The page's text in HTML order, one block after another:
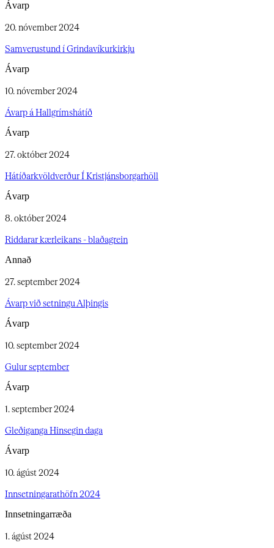
Ávarp
20. nóvember 2024
Samverustund í Grindavíkurkirkju​​​​‌ ‍ ​‍​‍‌‍ ‌ ​‍‌‍‍‌‌‍‌ ‌‍‍‌‌‍ ‍​‍​‍​ ‍‍​‍​‍‌ ​ ‌‍​‌‌‍ ‍‌‍‍‌‌ ‌​‌ ‍‌​‍ ‍‌‍‍‌‌‍ ​‍​‍​‍ ​​‍​‍‌‍‍​‌ ​‍‌‍‌‌‌‍‌‍​‍​‍​ ‍‍​‍​‍‌‍‍​‌ ‌​‌ ‌​‌ ​​‌ ​ ​‍ ​‍ ‌‍‌‍‌‍ ‌ ​‍‌ ​ ‌‍‌‌‌ ‌​‌‍‍‌​‍ ‌‌‍‍‌‌ ​ ‌‍ ​‌‍​‌‌‍ ‍‌‍‌​‌ ​ ​‍ ‍‌ ‌‍‌‍‌‌‌ ​‍‌‍​ ‌‍‌‌‌‍ ​​‍ ‍‌‍​‌‌ ​​‌ ​​​‍ ‌ ​ ‌ ‌​‌ ‌‌‌‍‌​‌‍‍‌‌‍ ​‍ ‌‍‍‌‌‍ ‍‌ ‌​‌‍‌‌‌‍ ‍‌ ‌​​‍ ‌‍‌‌‌‍‌​‌‍‍‌‌ ‌​​‍ ‌‍ ‌‌‍ ‌‍‌​‌‍‌‌​ ‌‌ ​​‌ ​‍‌‍‌‌‌ ​ ‌‍‌‌‌‍ ‍‌ ‌​‌‍​‌‌ ‌​‌‍‍‌‌‍ ‌‍ ‍​ ‍ ‌‍‍‌‌‍‌​​ ‌‌‍​‌​ ​‌‌‍‌‍​ ​​‌‍​‍​ ‌ ​ ​​​ ​‍​‍ ‌‌‍​ ‌‍‌‍‌‍‌‍​ ‌‌​‍ ‌​ ‌​‌‍​ ​ ​‍​ ‌ ​‍ ‌‌‍​‍​ ‍​‌‍‌​​ ‌​​‍ ‌​ ‌‍​ ‌‌‌‍‌‍​ ‌‍​ ‌‍​ ‍‌​ ​ ​ ‌​​ ‍‌‌‍‌‍​ ‍​​ ​​​ ‍ ‌ ‌​‌ ‍‌‌ ​​‌‍‌‌​ ‌‌ ​ ‌ ​​‌‍‌‌‌‍‌‌‌‍​ ‌‍‍​​ ‍ ‌ ​​‌‍​‌‌ ‌​‌‍‍​​ ‌‌ ‌​‌‍‍‌‌ ‌​‌‍ ​‌‍‌‌​ ‌‍​‍‌‍​‌‌ ​ ‌‍‌‌‌‌‌‌‌ ​‍‌‍ ​​ ‌‌‍‍​‌ ‌​‌ ‌​‌ ​​‌ ​ ​‍‌‌​ ​‍‌​‌‍​‍‌‌​ ​‍‌​‌‍‌‍‌‍‌‍ ‌ ​‍‌ ​ ‌‍‌‌‌ ‌​‌‍‍‌​‍ ‌‌‍‍‌‌ ​ ‌‍ ​‌‍​‌‌‍ ‍‌‍‌​‌ ​ ​‍ ‍‌ ‌‍‌‍‌‌‌ ​‍‌‍​ ‌‍‌‌‌‍ ​​‍ ‍‌‍​‌‌ ​​‌ ​​​‍‌‌​ ​‍‌​‌‍‌ ​ ‌ ‌​‌ ‌‌‌‍‌​‌‍‍‌‌‍ ​‍‌‍‌‍‍‌‌‍‌​​ ‌‌‍​‌​ ​‌‌‍‌‍​ ​​‌‍​‍​ ‌ ​ ​​​ ​‍​‍ ‌‌‍​ ‌‍‌‍‌‍‌‍​ ‌‌​‍ ‌​ ‌​‌‍​ ​ ​‍​ ‌ ​‍ ‌‌‍​‍​ ‍​‌‍‌​​ ‌​​‍ ‌​ ‌‍​ ‌‌‌‍‌‍​ ‌‍​ ‌‍​ ‍‌​ ​ ​ ‌​​ ‍‌‌‍‌‍​ ‍​​ ​​​‍‌‍‌ ‌​‌ ‍‌‌ ​​‌‍‌‌​ ‌‌ ​ ‌ ​​‌‍‌‌‌‍‌‌‌‍​ ‌‍‍​​‍‌‍‌ ​​‌‍​‌‌ ‌​‌‍‍​​ ‌‌ ‌​‌‍‍‌‌ ‌​‌‍ ​‌‍‌‌​‍‌‍‌ ​​‌‍‌‌‌ ​‍‌ ​ ‌ ​​‌‍‌‌‌‍​ ‌ ‌​‌‍‍‌‌ ‌‍‌‍‌‌​ ‌‌ ​​‌ ‌‌‌‍​‍‌‍ ​‌‍‍‌‌ ​ ‌‍‍​‌‍‌‌‌‍‌​​‍​‍‌ ‌
Ávarp
10. nóvember 2024
Ávarp á Hallgrímshátíð​​​​‌ ‍ ​‍​‍‌‍ ‌ ​‍‌‍‍‌‌‍‌ ‌‍‍‌‌‍ ‍​‍​‍​ ‍‍​‍​‍‌ ​ ‌‍​‌‌‍ ‍‌‍‍‌‌ ‌​‌ ‍‌​‍ ‍‌‍‍‌‌‍ ​‍​‍​‍ ​​‍​‍‌‍‍​‌ ​‍‌‍‌‌‌‍‌‍​‍​‍​ ‍‍​‍​‍‌‍‍​‌ ‌​‌ ‌​‌ ​​‌ ​ ​‍ ​‍ ‌‍‌‍‌‍ ‌ ​‍‌ ​ ‌‍‌‌‌ ‌​‌‍‍‌​‍ ‌‌‍‍‌‌ ​ ‌‍ ​‌‍​‌‌‍ ‍‌‍‌​‌ ​ ​‍ ‍‌ ‌‍‌‍‌‌‌ ​‍‌‍​ ‌‍‌‌‌‍ ​​‍ ‍‌‍​‌‌ ​​‌ ​​​‍ ‌ ​ ‌ ‌​‌ ‌‌‌‍‌​‌‍‍‌‌‍ ​‍ ‌‍‍‌‌‍ ‍‌ ‌​‌‍‌‌‌‍ ‍‌ ‌​​‍ ‌‍‌‌‌‍‌​‌‍‍‌‌ ‌​​‍ ‌‍ ‌‌‍ ‌‍‌​‌‍‌‌​ ‌‌ ​​‌ ​‍‌‍‌‌‌ ​ ‌‍‌‌‌‍ ‍‌ ‌​‌‍​‌‌ ‌​‌‍‍‌‌‍ ‌‍ ‍​ ‍ ‌‍‍‌‌‍‌​​ ‌​ ‌​‌‍‌‍​ ‌‌​ ‍​‌‍​‌‌‍​ ‌‍‌​‌‍​‍​‍ ‌‌‍‌‍​ ‌​‌‍‌​​ ‍​​‍ ‌​ ‌​‌‍​‍​ ‌‍​ ​‌​‍ ‌​ ‍​‌‍​ ‌‍‌‌​ ‍‌​‍ ‌‌‍​‍‌‍‌‌‌‍​‍​ ‌​‌‍‌‍‌‍​‍‌‍‌​​ ‌​‌‍‌‍​ ‍‌‌‍​ ‌‍​ ​ ‍ ‌ ‌​‌ ‍‌‌ ​​‌‍‌‌​ ‌‌ ​ ‌ ​​‌‍‌‌‌‍‌‌‌‍​ ‌‍‍​​ ‍ ‌ ​​‌‍​‌‌ ‌​‌‍‍​​ ‌‌ ‌​‌‍‍‌‌ ‌​‌‍ ​‌‍‌‌​ ‌‍​‍‌‍​‌‌ ​ ‌‍‌‌‌‌‌‌‌ ​‍‌‍ ​​ ‌‌‍‍​‌ ‌​‌ ‌​‌ ​​‌ ​ ​‍‌‌​ ​‍‌​‌‍​‍‌‌​ ​‍‌​‌‍‌‍‌‍‌‍ ‌ ​‍‌ ​ ‌‍‌‌‌ ‌​‌‍‍‌​‍ ‌‌‍‍‌‌ ​ ‌‍ ​‌‍​‌‌‍ ‍‌‍‌​‌ ​ ​‍ ‍‌ ‌‍‌‍‌‌‌ ​‍‌‍​ ‌‍‌‌‌‍ ​​‍ ‍‌‍​‌‌ ​​‌ ​​​‍‌‌​ ​‍‌​‌‍‌ ​ ‌ ‌​‌ ‌‌‌‍‌​‌‍‍‌‌‍ ​‍‌‍‌‍‍‌‌‍‌​​ ‌​ ‌​‌‍‌‍​ ‌‌​ ‍​‌‍​‌‌‍​ ‌‍‌​‌‍​‍​‍ ‌‌‍‌‍​ ‌​‌‍‌​​ ‍​​‍ ‌​ ‌​‌‍​‍​ ‌‍​ ​‌​‍ ‌​ ‍​‌‍​ ‌‍‌‌​ ‍‌​‍ ‌‌‍​‍‌‍‌‌‌‍​‍​ ‌​‌‍‌‍‌‍​‍‌‍‌​​ ‌​‌‍‌‍​ ‍‌‌‍​ ‌‍​ ​‍‌‍‌ ‌​‌ ‍‌‌ ​​‌‍‌‌​ ‌‌ ​ ‌ ​​‌‍‌‌‌‍‌‌‌‍​ ‌‍‍​​‍‌‍‌ ​​‌‍​‌‌ ‌​‌‍‍​​ ‌‌ ‌​‌‍‍‌‌ ‌​‌‍ ​‌‍‌‌​‍‌‍‌ ​​‌‍‌‌‌ ​‍‌ ​ ‌ ​​‌‍‌‌‌‍​ ‌ ‌​‌‍‍‌‌ ‌‍‌‍‌‌​ ‌‌ ​​‌ ‌‌‌‍​‍‌‍ ​‌‍‍‌‌ ​ ‌‍‍​‌‍‌‌‌‍‌​​‍​‍‌ ‌
Ávarp
27. október 2024
Hátíðarkvöldverður Í Kristjánsborgarhöll​​​​‌ ‍ ​‍​‍‌‍ ‌ ​‍‌‍‍‌‌‍‌ ‌‍‍‌‌‍ ‍​‍​‍​ ‍‍​‍​‍‌ ​ ‌‍​‌‌‍ ‍‌‍‍‌‌ ‌​‌ ‍‌​‍ ‍‌‍‍‌‌‍ ​‍​‍​‍ ​​‍​‍‌‍‍​‌ ​‍‌‍‌‌‌‍‌‍​‍​‍​ ‍‍​‍​‍‌‍‍​‌ ‌​‌ ‌​‌ ​​‌ ​ ​‍ ​‍ ‌‍‌‍‌‍ ‌ ​‍‌ ​ ‌‍‌‌‌ ‌​‌‍‍‌​‍ ‌‌‍‍‌‌ ​ ‌‍ ​‌‍​‌‌‍ ‍‌‍‌​‌ ​ ​‍ ‍‌ ‌‍‌‍‌‌‌ ​‍‌‍​ ‌‍‌‌‌‍ ​​‍ ‍‌‍​‌‌ ​​‌ ​​​‍ ‌ ​ ‌ ‌​‌ ‌‌‌‍‌​‌‍‍‌‌‍ ​‍ ‌‍‍‌‌‍ ‍‌ ‌​‌‍‌‌‌‍ ‍‌ ‌​​‍ ‌‍‌‌‌‍‌​‌‍‍‌‌ ‌​​‍ ‌‍ ‌‌‍ ‌‍‌​‌‍‌‌​ ‌‌ ​​‌ ​‍‌‍‌‌‌ ​ ‌‍‌‌‌‍ ‍‌ ‌​‌‍​‌‌ ‌​‌‍‍‌‌‍ ‌‍ ‍​ ‍ ‌‍‍‌‌‍‌​​ ‌‌‍​‌‌‍‌‌​ ​‌​ ‌ ​ ‌‌‌‍​‍​ ​‍‌‍‌​​‍ ‌‌‍​‍‌‍​‌​ ​​​ ‍​​‍ ‌​ ‌​‌‍‌‍‌‍‌​​ ‌ ​‍ ‌​ ‍‌‌‍​ ​ ‌​​ ​​​‍ ‌‌‍‌‍​ ‍‌​ ‍​​ ​‌​ ​​​ ‌‍‌‍‌‍​ ‌​‌‍​‌​ ‍​‌‍‌‍​ ​‌​ ‍ ‌ ‌​‌ ‍‌‌ ​​‌‍‌‌​ ‌‌ ​ ‌ ​​‌‍‌‌‌‍‌‌‌‍​ ‌‍‍​​ ‍ ‌ ​​‌‍​‌‌ ‌​‌‍‍​​ ‌‌ ‌​‌‍‍‌‌ ‌​‌‍ ​‌‍‌‌​ ‌‍​‍‌‍​‌‌ ​ ‌‍‌‌‌‌‌‌‌ ​‍‌‍ ​​ ‌‌‍‍​‌ ‌​‌ ‌​‌ ​​‌ ​ ​‍‌‌​ ​‍‌​‌‍​‍‌‌​ ​‍‌​‌‍‌‍‌‍‌‍ ‌ ​‍‌ ​ ‌‍‌‌‌ ‌​‌‍‍‌​‍ ‌‌‍‍‌‌ ​ ‌‍ ​‌‍​‌‌‍ ‍‌‍‌​‌ ​ ​‍ ‍‌ ‌‍‌‍‌‌‌ ​‍‌‍​ ‌‍‌‌‌‍ ​​‍ ‍‌‍​‌‌ ​​‌ ​​​‍‌‌​ ​‍‌​‌‍‌ ​ ‌ ‌​‌ ‌‌‌‍‌​‌‍‍‌‌‍ ​‍‌‍‌‍‍‌‌‍‌​​ ‌‌‍​‌‌‍‌‌​ ​‌​ ‌ ​ ‌‌‌‍​‍​ ​‍‌‍‌​​‍ ‌‌‍​‍‌‍​‌​ ​​​ ‍​​‍ ‌​ ‌​‌‍‌‍‌‍‌​​ ‌ ​‍ ‌​ ‍‌‌‍​ ​ ‌​​ ​​​‍ ‌‌‍‌‍​ ‍‌​ ‍​​ ​‌​ ​​​ ‌‍‌‍‌‍​ ‌​‌‍​‌​ ‍​‌‍‌‍​ ​‌​‍‌‍‌ ‌​‌ ‍‌‌ ​​‌‍‌‌​ ‌‌ ​ ‌ ​​‌‍‌‌‌‍‌‌‌‍​ ‌‍‍​​‍‌‍‌ ​​‌‍​‌‌ ‌​‌‍‍​​ ‌‌ ‌​‌‍‍‌‌ ‌​‌‍ ​‌‍‌‌​‍‌‍‌ ​​‌‍‌‌‌ ​‍‌ ​ ‌ ​​‌‍‌‌‌‍​ ‌ ‌​‌‍‍‌‌ ‌‍‌‍‌‌​ ‌‌ ​​‌ ‌‌‌‍​‍‌‍ ​‌‍‍‌‌ ​ ‌‍‍​‌‍‌‌‌‍‌​​‍​‍‌ ‌
Ávarp
8. október 2024
Riddarar kærleikans - blaðagrein​​​​‌ ‍ ​‍​‍‌‍ ‌ ​‍‌‍‍‌‌‍‌ ‌‍‍‌‌‍ ‍​‍​‍​ ‍‍​‍​‍‌ ​ ‌‍​‌‌‍ ‍‌‍‍‌‌ ‌​‌ ‍‌​‍ ‍‌‍‍‌‌‍ ​‍​‍​‍ ​​‍​‍‌‍‍​‌ ​‍‌‍‌‌‌‍‌‍​‍​‍​ ‍‍​‍​‍‌‍‍​‌ ‌​‌ ‌​‌ ​​‌ ​ ​‍ ​‍ ‌‍‌‍‌‍ ‌ ​‍‌ ​ ‌‍‌‌‌ ‌​‌‍‍‌​‍ ‌‌‍‍‌‌ ​ ‌‍ ​‌‍​‌‌‍ ‍‌‍‌​‌ ​ ​‍ ‍‌ ‌‍‌‍‌‌‌ ​‍‌‍​ ‌‍‌‌‌‍ ​​‍ ‍‌‍​‌‌ ​​‌ ​​​‍ ‌ ​ ‌ ‌​‌ ‌‌‌‍‌​‌‍‍‌‌‍ ​‍ ‌‍‍‌‌‍ ‍‌ ‌​‌‍‌‌‌‍ ‍‌ ‌​​‍ ‌‍‌‌‌‍‌​‌‍‍‌‌ ‌​​‍ ‌‍ ‌‌‍ ‌‍‌​‌‍‌‌​ ‌‌ ​​‌ ​‍‌‍‌‌‌ ​ ‌‍‌‌‌‍ ‍‌ ‌​‌‍​‌‌ ‌​‌‍‍‌‌‍ ‌‍ ‍​ ‍ ‌‍‍‌‌‍‌​​ ‌​ ​‍‌‍​ ‌‍‌‍‌‍​‍​ ​​‌‍‌‌‌‍‌‍‌‍‌​​‍ ‌​ ​ ​ ‌‌‌‍‌‍​ ‍​​‍ ‌​ ‌​​ ‍​​ ‌ ​ ‍​​‍ ‌​ ‍​‌‍‌‍‌‍‌​​ ‍‌​‍ ‌‌‍‌​‌‍‌‍​ ‍​‌‍​‍​ ​ ‌‍​‍​ ‌‍‌‍​ ‌‍‌‍​ ​​‌‍​‌​ ‌ ​ ‍ ‌ ‌​‌ ‍‌‌ ​​‌‍‌‌​ ‌‌ ​ ‌ ​​‌‍‌‌‌‍‌‌‌‍​ ‌‍‍​​ ‍ ‌ ​​‌‍​‌‌ ‌​‌‍‍​​ ‌‌ ‌​‌‍‍‌‌ ‌​‌‍ ​‌‍‌‌​ ‌‍​‍‌‍​‌‌ ​ ‌‍‌‌‌‌‌‌‌ ​‍‌‍ ​​ ‌‌‍‍​‌ ‌​‌ ‌​‌ ​​‌ ​ ​‍‌‌​ ​‍‌​‌‍​‍‌‌​ ​‍‌​‌‍‌‍‌‍‌‍ ‌ ​‍‌ ​ ‌‍‌‌‌ ‌​‌‍‍‌​‍ ‌‌‍‍‌‌ ​ ‌‍ ​‌‍​‌‌‍ ‍‌‍‌​‌ ​ ​‍ ‍‌ ‌‍‌‍‌‌‌ ​‍‌‍​ ‌‍‌‌‌‍ ​​‍ ‍‌‍​‌‌ ​​‌ ​​​‍‌‌​ ​‍‌​‌‍‌ ​ ‌ ‌​‌ ‌‌‌‍‌​‌‍‍‌‌‍ ​‍‌‍‌‍‍‌‌‍‌​​ ‌​ ​‍‌‍​ ‌‍‌‍‌‍​‍​ ​​‌‍‌‌‌‍‌‍‌‍‌​​‍ ‌​ ​ ​ ‌‌‌‍‌‍​ ‍​​‍ ‌​ ‌​​ ‍​​ ‌ ​ ‍​​‍ ‌​ ‍​‌‍‌‍‌‍‌​​ ‍‌​‍ ‌‌‍‌​‌‍‌‍​ ‍​‌‍​‍​ ​ ‌‍​‍​ ‌‍‌‍​ ‌‍‌‍​ ​​‌‍​‌​ ‌ ​‍‌‍‌ ‌​‌ ‍‌‌ ​​‌‍‌‌​ ‌‌ ​ ‌ ​​‌‍‌‌‌‍‌‌‌‍​ ‌‍‍​​‍‌‍‌ ​​‌‍​‌‌ ‌​‌‍‍​​ ‌‌ ‌​‌‍‍‌‌ ‌​‌‍ ​‌‍‌‌​‍‌‍‌ ​​‌‍‌‌‌ ​‍‌ ​ ‌ ​​‌‍‌‌‌‍​ ‌ ‌​‌‍‍‌‌ ‌‍‌‍‌‌​ ‌‌ ​​‌ ‌‌‌‍​‍‌‍ ​‌‍‍‌‌ ​ ‌‍‍​‌‍‌‌‌‍‌​​‍​‍‌ ‌
Annað
27. september 2024
Ávarp við setningu Alþingis​​​​‌ ‍ ​‍​‍‌‍ ‌ ​‍‌‍‍‌‌‍‌ ‌‍‍‌‌‍ ‍​‍​‍​ ‍‍​‍​‍‌ ​ ‌‍​‌‌‍ ‍‌‍‍‌‌ ‌​‌ ‍‌​‍ ‍‌‍‍‌‌‍ ​‍​‍​‍ ​​‍​‍‌‍‍​‌ ​‍‌‍‌‌‌‍‌‍​‍​‍​ ‍‍​‍​‍‌‍‍​‌ ‌​‌ ‌​‌ ​​‌ ​ ​‍ ​‍ ‌‍‌‍‌‍ ‌ ​‍‌ ​ ‌‍‌‌‌ ‌​‌‍‍‌​‍ ‌‌‍‍‌‌ ​ ‌‍ ​‌‍​‌‌‍ ‍‌‍‌​‌ ​ ​‍ ‍‌ ‌‍‌‍‌‌‌ ​‍‌‍​ ‌‍‌‌‌‍ ​​‍ ‍‌‍​‌‌ ​​‌ ​​​‍ ‌ ​ ‌ ‌​‌ ‌‌‌‍‌​‌‍‍‌‌‍ ​‍ ‌‍‍‌‌‍ ‍‌ ‌​‌‍‌‌‌‍ ‍‌ ‌​​‍ ‌‍‌‌‌‍‌​‌‍‍‌‌ ‌​​‍ ‌‍ ‌‌‍ ‌‍‌​‌‍‌‌​ ‌‌ ​​‌ ​‍‌‍‌‌‌ ​ ‌‍‌‌‌‍ ‍‌ ‌​‌‍​‌‌ ‌​‌‍‍‌‌‍ ‌‍ ‍​ ‍ ‌‍‍‌‌‍‌​​ ‌‌‍‌‌‌‍‌‌‌‍‌‌‌‍‌‍​ ​​​ ‍‌​ ‍‌​ ​ ​‍ ‌​ ‌‍‌‍​‍‌‍‌‌‌‍​‍​‍ ‌​ ‌​​ ‌ ​ ‌‍​ ‌‍​‍ ‌‌‍​‍​ ‌ ​ ​‍​ ​‌​‍ ‌​ ‌ ​ ‌ ‌‍‌‌​ ‌‍​ ‍‌​ ‍​​ ‌‍​ ‍​‌‍‌‌​ ‌​‌‍‌‍‌‍​‌​ ‍ ‌ ‌​‌ ‍‌‌ ​​‌‍‌‌​ ‌‌ ​ ‌ ​​‌‍‌‌‌‍‌‌‌‍​ ‌‍‍​​ ‍ ‌ ​​‌‍​‌‌ ‌​‌‍‍​​ ‌‌ ‌​‌‍‍‌‌ ‌​‌‍ ​‌‍‌‌​ ‌‍​‍‌‍​‌‌ ​ ‌‍‌‌‌‌‌‌‌ ​‍‌‍ ​​ ‌‌‍‍​‌ ‌​‌ ‌​‌ ​​‌ ​ ​‍‌‌​ ​‍‌​‌‍​‍‌‌​ ​‍‌​‌‍‌‍‌‍‌‍ ‌ ​‍‌ ​ ‌‍‌‌‌ ‌​‌‍‍‌​‍ ‌‌‍‍‌‌ ​ ‌‍ ​‌‍​‌‌‍ ‍‌‍‌​‌ ​ ​‍ ‍‌ ‌‍‌‍‌‌‌ ​‍‌‍​ ‌‍‌‌‌‍ ​​‍ ‍‌‍​‌‌ ​​‌ ​​​‍‌‌​ ​‍‌​‌‍‌ ​ ‌ ‌​‌ ‌‌‌‍‌​‌‍‍‌‌‍ ​‍‌‍‌‍‍‌‌‍‌​​ ‌‌‍‌‌‌‍‌‌‌‍‌‌‌‍‌‍​ ​​​ ‍‌​ ‍‌​ ​ ​‍ ‌​ ‌‍‌‍​‍‌‍‌‌‌‍​‍​‍ ‌​ ‌​​ ‌ ​ ‌‍​ ‌‍​‍ ‌‌‍​‍​ ‌ ​ ​‍​ ​‌​‍ ‌​ ‌ ​ ‌ ‌‍‌‌​ ‌‍​ ‍‌​ ‍​​ ‌‍​ ‍​‌‍‌‌​ ‌​‌‍‌‍‌‍​‌​‍‌‍‌ ‌​‌ ‍‌‌ ​​‌‍‌‌​ ‌‌ ​ ‌ ​​‌‍‌‌‌‍‌‌‌‍​ ‌‍‍​​‍‌‍‌ ​​‌‍​‌‌ ‌​‌‍‍​​ ‌‌ ‌​‌‍‍‌‌ ‌​‌‍ ​‌‍‌‌​‍‌‍‌ ​​‌‍‌‌‌ ​‍‌ ​ ‌ ​​‌‍‌‌‌‍​ ‌ ‌​‌‍‍‌‌ ‌‍‌‍‌‌​ ‌‌ ​​‌ ‌‌‌‍​‍‌‍ ​‌‍‍‌‌ ​ ‌‍‍​‌‍‌‌‌‍‌​​‍​‍‌ ‌
Ávarp
10. september 2024
Gulur september​​​​‌ ‍ ​‍​‍‌‍ ‌ ​‍‌‍‍‌‌‍‌ ‌‍‍‌‌‍ ‍​‍​‍​ ‍‍​‍​‍‌ ​ ‌‍​‌‌‍ ‍‌‍‍‌‌ ‌​‌ ‍‌​‍ ‍‌‍‍‌‌‍ ​‍​‍​‍ ​​‍​‍‌‍‍​‌ ​‍‌‍‌‌‌‍‌‍​‍​‍​ ‍‍​‍​‍‌‍‍​‌ ‌​‌ ‌​‌ ​​‌ ​ ​‍ ​‍ ‌‍‌‍‌‍ ‌ ​‍‌ ​ ‌‍‌‌‌ ‌​‌‍‍‌​‍ ‌‌‍‍‌‌ ​ ‌‍ ​‌‍​‌‌‍ ‍‌‍‌​‌ ​ ​‍ ‍‌ ‌‍‌‍‌‌‌ ​‍‌‍​ ‌‍‌‌‌‍ ​​‍ ‍‌‍​‌‌ ​​‌ ​​​‍ ‌ ​ ‌ ‌​‌ ‌‌‌‍‌​‌‍‍‌‌‍ ​‍ ‌‍‍‌‌‍ ‍‌ ‌​‌‍‌‌‌‍ ‍‌ ‌​​‍ ‌‍‌‌‌‍‌​‌‍‍‌‌ ‌​​‍ ‌‍ ‌‌‍ ‌‍‌​‌‍‌‌​ ‌‌ ​​‌ ​‍‌‍‌‌‌ ​ ‌‍‌‌‌‍ ‍‌ ‌​‌‍​‌‌ ‌​‌‍‍‌‌‍ ‌‍ ‍​ ‍ ‌‍‍‌‌‍‌​​ ‌​ ​​‌‍‌​​ ​‍​ ‍​‌‍​‌‌‍​ ‌‍‌‌​ ​ ​‍ ‌​ ‌‌​ ‍‌​ ‌‍​ ‌ ​‍ ‌​ ‌​‌‍​‍​ ‌ ‌‍‌​​‍ ‌‌‍​‍​ ​​‌‍‌‌‌‍‌‌​‍ ‌​ ‍‌​ ‌‌​ ‍​‌‍‌‍​ ​ ​ ​​​ ​​‌‍‌​​ ​‍​ ‌‍​ ‍​​ ‍​​ ‍ ‌ ‌​‌ ‍‌‌ ​​‌‍‌‌​ ‌‌ ​ ‌ ​​‌‍‌‌‌‍‌‌‌‍​ ‌‍‍​​ ‍ ‌ ​​‌‍​‌‌ ‌​‌‍‍​​ ‌‌ ‌​‌‍‍‌‌ ‌​‌‍ ​‌‍‌‌​ ‌‍​‍‌‍​‌‌ ​ ‌‍‌‌‌‌‌‌‌ ​‍‌‍ ​​ ‌‌‍‍​‌ ‌​‌ ‌​‌ ​​‌ ​ ​‍‌‌​ ​‍‌​‌‍​‍‌‌​ ​‍‌​‌‍‌‍‌‍‌‍ ‌ ​‍‌ ​ ‌‍‌‌‌ ‌​‌‍‍‌​‍ ‌‌‍‍‌‌ ​ ‌‍ ​‌‍​‌‌‍ ‍‌‍‌​‌ ​ ​‍ ‍‌ ‌‍‌‍‌‌‌ ​‍‌‍​ ‌‍‌‌‌‍ ​​‍ ‍‌‍​‌‌ ​​‌ ​​​‍‌‌​ ​‍‌​‌‍‌ ​ ‌ ‌​‌ ‌‌‌‍‌​‌‍‍‌‌‍ ​‍‌‍‌‍‍‌‌‍‌​​ ‌​ ​​‌‍‌​​ ​‍​ ‍​‌‍​‌‌‍​ ‌‍‌‌​ ​ ​‍ ‌​ ‌‌​ ‍‌​ ‌‍​ ‌ ​‍ ‌​ ‌​‌‍​‍​ ‌ ‌‍‌​​‍ ‌‌‍​‍​ ​​‌‍‌‌‌‍‌‌​‍ ‌​ ‍‌​ ‌‌​ ‍​‌‍‌‍​ ​ ​ ​​​ ​​‌‍‌​​ ​‍​ ‌‍​ ‍​​ ‍​​‍‌‍‌ ‌​‌ ‍‌‌ ​​‌‍‌‌​ ‌‌ ​ ‌ ​​‌‍‌‌‌‍‌‌‌‍​ ‌‍‍​​‍‌‍‌ ​​‌‍​‌‌ ‌​‌‍‍​​ ‌‌ ‌​‌‍‍‌‌ ‌​‌‍ ​‌‍‌‌​‍‌‍‌ ​​‌‍‌‌‌ ​‍‌ ​ ‌ ​​‌‍‌‌‌‍​ ‌ ‌​‌‍‍‌‌ ‌‍‌‍‌‌​ ‌‌ ​​‌ ‌‌‌‍​‍‌‍ ​‌‍‍‌‌ ​ ‌‍‍​‌‍‌‌‌‍‌​​‍​‍‌ ‌
Ávarp
1. september 2024
Gleðiganga Hinsegin daga​​​​‌ ‍ ​‍​‍‌‍ ‌ ​‍‌‍‍‌‌‍‌ ‌‍‍‌‌‍ ‍​‍​‍​ ‍‍​‍​‍‌ ​ ‌‍​‌‌‍ ‍‌‍‍‌‌ ‌​‌ ‍‌​‍ ‍‌‍‍‌‌‍ ​‍​‍​‍ ​​‍​‍‌‍‍​‌ ​‍‌‍‌‌‌‍‌‍​‍​‍​ ‍‍​‍​‍‌‍‍​‌ ‌​‌ ‌​‌ ​​‌ ​ ​‍ ​‍ ‌‍‌‍‌‍ ‌ ​‍‌ ​ ‌‍‌‌‌ ‌​‌‍‍‌​‍ ‌‌‍‍‌‌ ​ ‌‍ ​‌‍​‌‌‍ ‍‌‍‌​‌ ​ ​‍ ‍‌ ‌‍‌‍‌‌‌ ​‍‌‍​ ‌‍‌‌‌‍ ​​‍ ‍‌‍​‌‌ ​​‌ ​​​‍ ‌ ​ ‌ ‌​‌ ‌‌‌‍‌​‌‍‍‌‌‍ ​‍ ‌‍‍‌‌‍ ‍‌ ‌​‌‍‌‌‌‍ ‍‌ ‌​​‍ ‌‍‌‌‌‍‌​‌‍‍‌‌ ‌​​‍ ‌‍ ‌‌‍ ‌‍‌​‌‍‌‌​ ‌‌ ​​‌ ​‍‌‍‌‌‌ ​ ‌‍‌‌‌‍ ‍‌ ‌​‌‍​‌‌ ‌​‌‍‍‌‌‍ ‌‍ ‍​ ‍ ‌‍‍‌‌‍‌​​ ‌‌‍‌​​ ‍​​ ​​​ ‍‌​ ​ ​ ‍‌‌‍​‌‌‍‌‍​‍ ‌​ ​‍​ ‍​​ ‌‌​ ‍‌​‍ ‌​ ‌​‌‍​‌‌‍‌‍​ ​​​‍ ‌‌‍​‍‌‍‌‍​ ‌​‌‍‌‍​‍ ‌‌‍​ ‌‍​ ​ ‌​‌‍​‍​ ‌‌‌‍‌‌​ ‍‌‌‍​‌‌‍‌‌‌‍​‌‌‍‌‍​ ‌‍​ ‍ ‌ ‌​‌ ‍‌‌ ​​‌‍‌‌​ ‌‌ ​ ‌ ​​‌‍‌‌‌‍‌‌‌‍​ ‌‍‍​​ ‍ ‌ ​​‌‍​‌‌ ‌​‌‍‍​​ ‌‌ ‌​‌‍‍‌‌ ‌​‌‍ ​‌‍‌‌​ ‌‍​‍‌‍​‌‌ ​ ‌‍‌‌‌‌‌‌‌ ​‍‌‍ ​​ ‌‌‍‍​‌ ‌​‌ ‌​‌ ​​‌ ​ ​‍‌‌​ ​‍‌​‌‍​‍‌‌​ ​‍‌​‌‍‌‍‌‍‌‍ ‌ ​‍‌ ​ ‌‍‌‌‌ ‌​‌‍‍‌​‍ ‌‌‍‍‌‌ ​ ‌‍ ​‌‍​‌‌‍ ‍‌‍‌​‌ ​ ​‍ ‍‌ ‌‍‌‍‌‌‌ ​‍‌‍​ ‌‍‌‌‌‍ ​​‍ ‍‌‍​‌‌ ​​‌ ​​​‍‌‌​ ​‍‌​‌‍‌ ​ ‌ ‌​‌ ‌‌‌‍‌​‌‍‍‌‌‍ ​‍‌‍‌‍‍‌‌‍‌​​ ‌‌‍‌​​ ‍​​ ​​​ ‍‌​ ​ ​ ‍‌‌‍​‌‌‍‌‍​‍ ‌​ ​‍​ ‍​​ ‌‌​ ‍‌​‍ ‌​ ‌​‌‍​‌‌‍‌‍​ ​​​‍ ‌‌‍​‍‌‍‌‍​ ‌​‌‍‌‍​‍ ‌‌‍​ ‌‍​ ​ ‌​‌‍​‍​ ‌‌‌‍‌‌​ ‍‌‌‍​‌‌‍‌‌‌‍​‌‌‍‌‍​ ‌‍​‍‌‍‌ ‌​‌ ‍‌‌ ​​‌‍‌‌​ ‌‌ ​ ‌ ​​‌‍‌‌‌‍‌‌‌‍​ ‌‍‍​​‍‌‍‌ ​​‌‍​‌‌ ‌​‌‍‍​​ ‌‌ ‌​‌‍‍‌‌ ‌​‌‍ ​‌‍‌‌​‍‌‍‌ ​​‌‍‌‌‌ ​‍‌ ​ ‌ ​​‌‍‌‌‌‍​ ‌ ‌​‌‍‍‌‌ ‌‍‌‍‌‌​ ‌‌ ​​‌ ‌‌‌‍​‍‌‍ ​‌‍‍‌‌ ​ ‌‍‍​‌‍‌‌‌‍‌​​‍​‍‌ ‌
Ávarp
10. ágúst 2024
Innsetningarathöfn 2024​​​​‌ ‍ ​‍​‍‌‍ ‌ ​‍‌‍‍‌‌‍‌ ‌‍‍‌‌‍ ‍​‍​‍​ ‍‍​‍​‍‌ ​ ‌‍​‌‌‍ ‍‌‍‍‌‌ ‌​‌ ‍‌​‍ ‍‌‍‍‌‌‍ ​‍​‍​‍ ​​‍​‍‌‍‍​‌ ​‍‌‍‌‌‌‍‌‍​‍​‍​ ‍‍​‍​‍‌‍‍​‌ ‌​‌ ‌​‌ ​​‌ ​ ​‍ ​‍ ‌‍‌‍‌‍ ‌ ​‍‌ ​ ‌‍‌‌‌ ‌​‌‍‍‌​‍ ‌‌‍‍‌‌ ​ ‌‍ ​‌‍​‌‌‍ ‍‌‍‌​‌ ​ ​‍ ‍‌ ‌‍‌‍‌‌‌ ​‍‌‍​ ‌‍‌‌‌‍ ​​‍ ‍‌‍​‌‌ ​​‌ ​​​‍ ‌ ​ ‌ ‌​‌ ‌‌‌‍‌​‌‍‍‌‌‍ ​‍ ‌‍‍‌‌‍ ‍‌ ‌​‌‍‌‌‌‍ ‍‌ ‌​​‍ ‌‍‌‌‌‍‌​‌‍‍‌‌ ‌​​‍ ‌‍ ‌‌‍ ‌‍‌​‌‍‌‌​ ‌‌ ​​‌ ​‍‌‍‌‌‌ ​ ‌‍‌‌‌‍ ‍‌ ‌​‌‍​‌‌ ‌​‌‍‍‌‌‍ ‌‍ ‍​ ‍ ‌‍‍‌‌‍‌​​ ‌​ ​​‌‍‌​​ ​‍​ ​‌​ ‍​‌‍‌‍‌‍​ ​ ‍​​‍ ‌​ ​​‌‍​ ​ ‍​‌‍​ ​‍ ‌​ ‌​​ ​‍​ ‌​‌‍​ ​‍ ‌​ ‍​​ ‌‌​ ‌ ‌‍‌​​‍ ‌​ ‍‌​ ‌‌​ ‌‌​ ‍​‌‍‌​​ ​ ​ ‍‌​ ​‍‌‍​ ‌‍‌‍​ ‍‌‌‍‌​​ ‍ ‌ ‌​‌ ‍‌‌ ​​‌‍‌‌​ ‌‌ ​ ‌ ​​‌‍‌‌‌‍‌‌‌‍​ ‌‍‍​​ ‍ ‌ ​​‌‍​‌‌ ‌​‌‍‍​​ ‌‌ ‌​‌‍‍‌‌ ‌​‌‍ ​‌‍‌‌​ ‌‍​‍‌‍​‌‌ ​ ‌‍‌‌‌‌‌‌‌ ​‍‌‍ ​​ ‌‌‍‍​‌ ‌​‌ ‌​‌ ​​‌ ​ ​‍‌‌​ ​‍‌​‌‍​‍‌‌​ ​‍‌​‌‍‌‍‌‍‌‍ ‌ ​‍‌ ​ ‌‍‌‌‌ ‌​‌‍‍‌​‍ ‌‌‍‍‌‌ ​ ‌‍ ​‌‍​‌‌‍ ‍‌‍‌​‌ ​ ​‍ ‍‌ ‌‍‌‍‌‌‌ ​‍‌‍​ ‌‍‌‌‌‍ ​​‍ ‍‌‍​‌‌ ​​‌ ​​​‍‌‌​ ​‍‌​‌‍‌ ​ ‌ ‌​‌ ‌‌‌‍‌​‌‍‍‌‌‍ ​‍‌‍‌‍‍‌‌‍‌​​ ‌​ ​​‌‍‌​​ ​‍​ ​‌​ ‍​‌‍‌‍‌‍​ ​ ‍​​‍ ‌​ ​​‌‍​ ​ ‍​‌‍​ ​‍ ‌​ ‌​​ ​‍​ ‌​‌‍​ ​‍ ‌​ ‍​​ ‌‌​ ‌ ‌‍‌​​‍ ‌​ ‍‌​ ‌‌​ ‌‌​ ‍​‌‍‌​​ ​ ​ ‍‌​ ​‍‌‍​ ‌‍‌‍​ ‍‌‌‍‌​​‍‌‍‌ ‌​‌ ‍‌‌ ​​‌‍‌‌​ ‌‌ ​ ‌ ​​‌‍‌‌‌‍‌‌‌‍​ ‌‍‍​​‍‌‍‌ ​​‌‍​‌‌ ‌​‌‍‍​​ ‌‌ ‌​‌‍‍‌‌ ‌​‌‍ ​‌‍‌‌​‍‌‍‌ ​​‌‍‌‌‌ ​‍‌ ​ ‌ ​​‌‍‌‌‌‍​ ‌ ‌​‌‍‍‌‌ ‌‍‌‍‌‌​ ‌‌ ​​‌ ‌‌‌‍​‍‌‍ ​‌‍‍‌‌ ​ ‌‍‍​‌‍‌‌‌‍‌​​‍​‍‌ ‌
Innsetningarræða
1. ágúst 2024